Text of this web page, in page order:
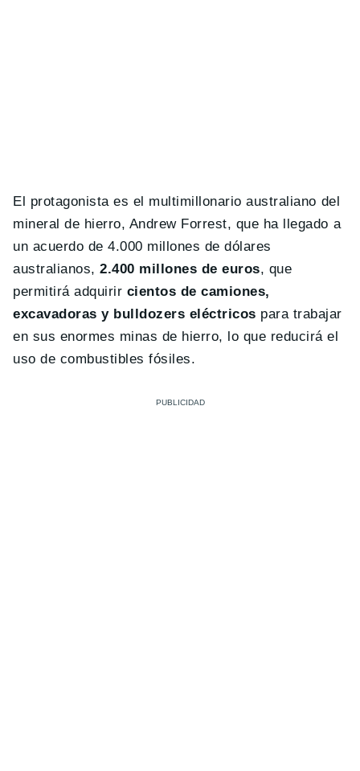
El protagonista es el multimillonario australiano del
mineral de hierro, Andrew Forrest, que ha llegado a
un acuerdo de 4.000 millones de dólares
australianos,2.400 millones de euros, que
permitirá adquirir cientos de camiones,
excavadoras y bulldozers eléctricos para trabajar
en sus enormes minas de hierro, lo que reducirá el
uso de combustibles fósiles.